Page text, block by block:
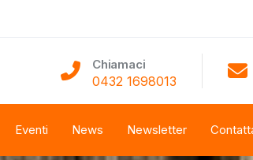
Chiamaci
0432 1698013
Eventi News Newsletter